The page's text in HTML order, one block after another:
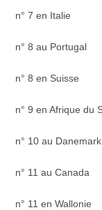
n° 7 en Italie
n° 8 au Portugal
n° 8 en Suisse
n° 9 en Afrique du
n° 10 au Danemark
n° 11 au Canada
n° 11 en Wallonie